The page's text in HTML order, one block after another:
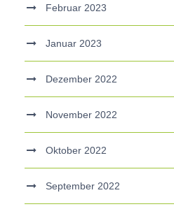
Februar 2023
Januar 2023
Dezember 2022
November 2022
Oktober 2022
September 2022